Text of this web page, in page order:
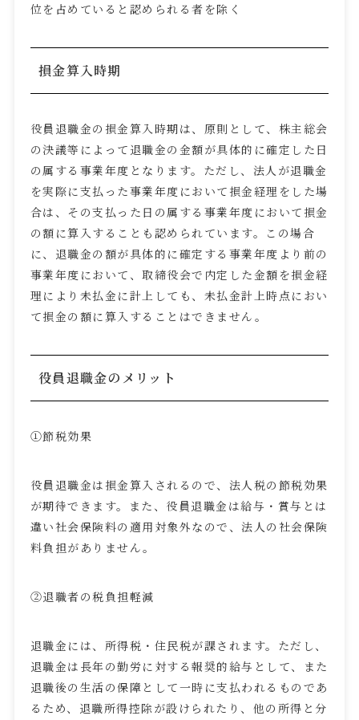
位を占めていると認められる者を除く
損金算入時期
役員退職金の損金算入時期は、原則として、株主総会
の決議等によって退職金の金額が具体的に確定した日
の属する事業年度となります。ただし、法人が退職金
を実際に支払った事業年度において損金経理をした場
合は、その支払った日の属する事業年度において損金
の額に算入することも認められています。この場合
に、退職金の額が具体的に確定する事業年度より前の
事業年度において、取締役会で内定した金額を損金経
理により未払金に計上しても、未払金計上時点におい
て損金の額に算入することはできません。
役員退職金のメリット
①節税効果
役員退職金は損金算入されるので、法人税の節税効果
が期待できます。また、役員退職金は給与・賞与とは
違い社会保険料の適用対象外なので、法人の社会保険
料負担がありません。
②退職者の税負担軽減
退職金には、所得税・住民税が課されます。ただし、
退職金は長年の勤労に対する報奨的給与として、また
退職後の生活の保障として一時に支払われるものであ
るため、退職所得控除が設けられたり、他の所得と分